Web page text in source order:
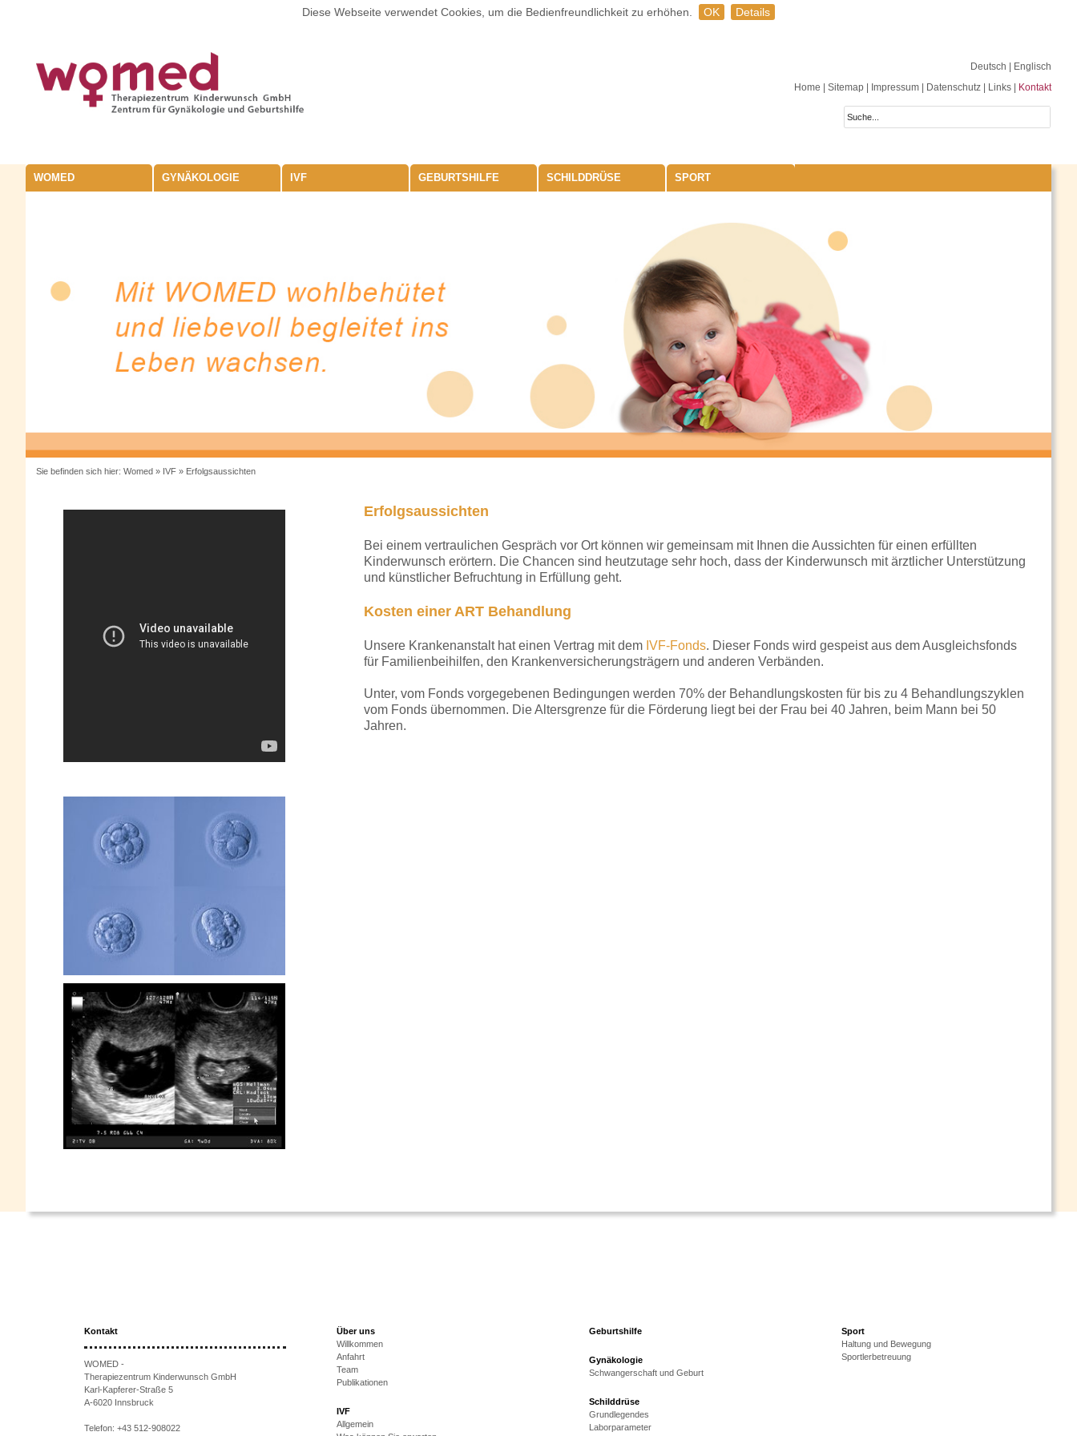
Diese Webseite verwendet Cookies, um die Bedienfreundlichkeit zu erhöhen. OK Details
Deutsch
| Englisch
Home
Sitemap Impressum Datenschutz Links Kontakt
WOMED GYNÄKOLOGIE IVF GEBURTSHILFE SCHILDDRÜSE SPORT
Sie befinden sich hier: Womed» IVF» Erfolgsaussichten
Erfolgsaussichten
Bei einem vertraulichen Gespräch vor Ort können wir gemeinsam mit Ihnen die Aussichten für einen erfüllten
Kinderwunsch erörtern. Die Chancen sind heutzutage sehr hoch, dass der Kinderwunsch mit ärztlicher Unterstützung
und künstlicher Befruchtung in Erfüllung geht.
Kosten einer ART Behandlung
Unsere Krankenanstalt hat einen Vertrag mit dem IVF-Fonds. Dieser Fonds wird gespeist aus dem Ausgleichsfonds
für Familienbeihilfen, den Krankenversicherungsträgern und anderen Verbänden.
Unter, vom Fonds vorgegebenen Bedingungen werden 70% der Behandlungskosten für bis zu 4 Behandlungszyklen
vom Fonds übernommen. Die Altersgrenze für die Förderung liegt bei der Frau bei 40 Jahren, beim Mann bei 50
Jahren.
Kontakt
WOMED -
Therapiezentrum Kinderwunsch GmbH
Karl-Kapferer-Straße 5
A-6020 Innsbruck
Telefon: +43 512-908022
Über uns
Willkommen
Anfahrt
Team
Publikationen
IVF
Allgemein
Geburtshilfe
Gynäkologie
Schwangerschaft und Geburt
Schilddrüse
Grundlegendes
Laborparameter
Sport
Haltung und Bewegung
Sportlerbetreuung